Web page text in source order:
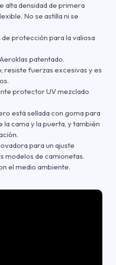
alta densidad de primera
No se astilla ni se
de protección para la valiosa
patentado.
resiste fuerzas excesivas y es
protector UV mezclado
está sellada con goma para
cama y la puerta, y también
para un ajuste
modelos de camionetas.
el medio ambiente.